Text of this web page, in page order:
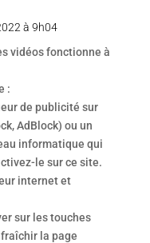
à 9h04
vidéos fonctionne à
:
de publicité sur
AdBlock) ou un
informatique qui
le sur ce site.
internet et
sur les touches
la page